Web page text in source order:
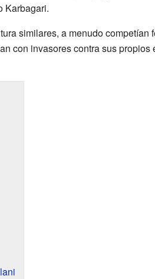
Karbagari.
similares, a menudo competían
con invasores contra sus propios